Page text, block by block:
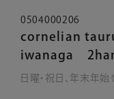
0504000206
cornelian
iwanaga
日曜・祝日、年末年